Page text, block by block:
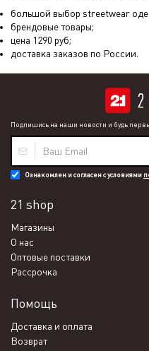
большой выбор streetwear
брендовые товары;
цена 1290 руб;
доставка заказов по России.
Подпишись на наши новости и будь
Ознакомлен и согласен с условиями
21 shop
Магазины
О нас
Оптовые поставки
Рассрочка
Помощь
Доставка и оплата
Возврат